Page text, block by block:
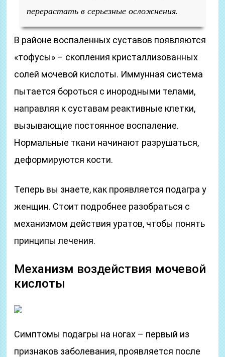
перерастать в серьезные осложнения.
В районе воспаленных суставов появляются
«тофусы» – скопления кристаллизованных
солей мочевой кислоты. Иммунная система
пытается бороться с инородными телами,
направляя к суставам реактивные клетки,
вызывающие постоянное воспаление.
Нормальные ткани начинают разрушаться,
деформируются кости.
Теперь вы знаете, как проявляется подагра у
женщин. Стоит подробнее разобраться с
механизмом действия уратов, чтобы понять
принципы лечения.
Механизм воздействия мочевой
кислоты
Симптомы подагры на ногах – первый из
признаков заболевания, проявляется после